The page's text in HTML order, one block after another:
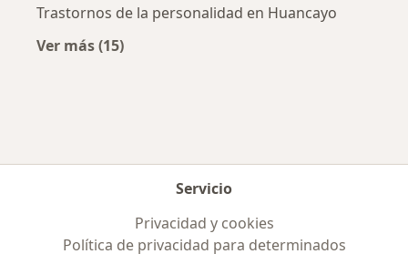
Trastornos de la personalidad en Huancayo
Ver más (15)
Servicio
Privacidad y cookies
Política de privacidad para determinados